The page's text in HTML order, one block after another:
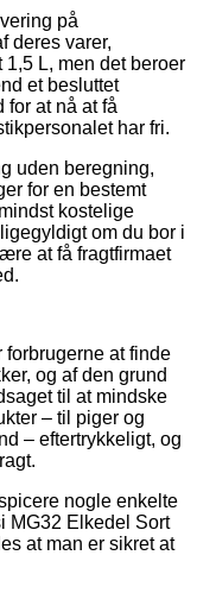
på
deres varer,
L, men det beroer
et besluttet
at nå at få
har fri.
uden beregning,
for en bestemt
kostelige
om du bor i
at få fragtfirmaet
at finde
og af den grund
til at mindske
– til piger og
– eftertrykkeligt, og
nogle enkelte
MG32 Elkedel Sort
at man er sikret at